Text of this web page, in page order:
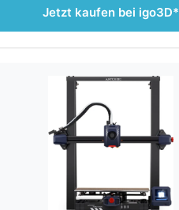
Jetzt kaufen bei igo3D*